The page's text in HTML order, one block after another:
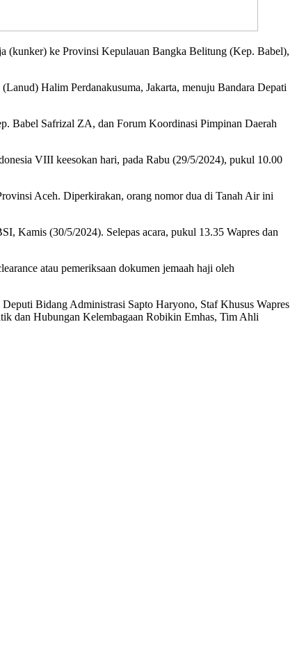
ke Provinsi Kepulauan Bangka Belitung (Kep. Babel),
Halim Perdanakusuma, Jakarta, menuju Bandara Depati
Babel Safrizal ZA, dan Forum Koordinasi Pimpinan Daerah
VIII keesokan hari, pada Rabu (29/5/2024), pukul 10.00
Aceh. Diperkirakan, orang nomor dua di Tanah Air ini
Kamis (30/5/2024). Selepas acara, pukul 13.35 Wapres dan
atau pemeriksaan dokumen jemaah haji oleh
Bidang Administrasi Sapto Haryono, Staf Khusus Wapres
dan Hubungan Kelembagaan Robikin Emhas, Tim Ahli